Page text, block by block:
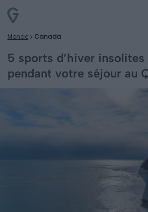
Monde Canada
5 sports d’hiver
pendant votre séjour au